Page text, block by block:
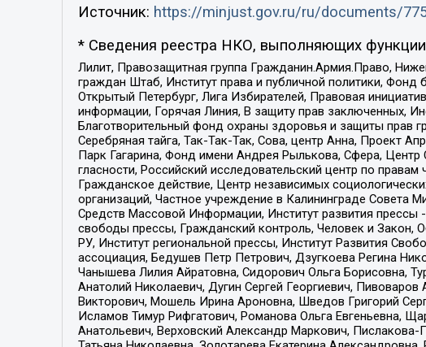
Источник: https://minjust.gov.ru/ru/documents/
* Сведения реестра НКО, выполняющих функции
Лилит, Правозащитная группа Гражданин.Армия.Право,
граждан Штаб, Институт права и публичной политики,
Открытый Петербург, Лига Избирателей, Правовая
информации, Горячая Линия, В защиту прав заключенных,
Благотворительный фонд охраны здоровья и защиты прав
Серебряная тайга, Так-Так-Так, Сова, центр Анна, Проект
Парк Гагарина, Фонд имени Андрея Рылькова, Сфера,
гласности, Российский исследовательский центр по
Гражданское действие, Центр независимых
организаций, Частное учреждение в Калининграде Совета
Средств Массовой Информации, Институт развития
свободы прессы, Гражданский контроль, Человек и Закон,
РУ, Институт региональной прессы, Институт Развития
ассоциация, Бедушев Петр Петрович, Дзугкоева Регина
Чанышева Лилия Айратовна, Сидорович Ольга Борисовна,
Анатолий Николаевич, Дугин Сергей Георгиевич,
Викторович, Мошель Ирина Ароновна, Шведов Григорий
Исламов Тимур Рифгатович, Романова Ольга Евгеньевна,
Анатольевич, Верховский Александр Маркович,